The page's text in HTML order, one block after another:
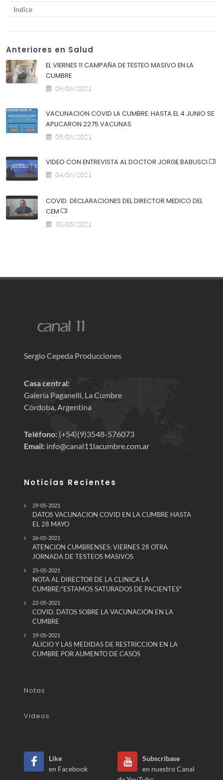
Indice
Anteriores en Salud
EL VIERNES 11 CAMPAÑA DE TESTEO MASIVO EN LA
CUMBRE
09/06/2021
VACUNACION COVID LA CUMBRE: HASTA EL 4 JUNIO SE
APLICARON 2275 VACUNAS
05/06/2021
VIDEO CON ENTREVISTA AL DOCTOR JORGE BABUSCI
04/06/2021
COVID. DECLARACIONES DEL DIRECTOR MEDICO DEL
CEM
30/05/2021
Sergio Cepeda Producciones
Casa central:
Galería Paganelli, La Cumbre
Córdoba, Argentina
Teléfono: (+54)(9)3548-576073
Email: info@canal11lacumbre.com.ar
Noticias Recientes
29-05-2021
DATOS VACUNACION COVID EN LA CUMBRE HASTA
EL 28 MAYO
26-05-2021
ATENCION CUMBRENSES: VIERNES 28 OTRA
JORNADA DE TESTEOS MASIVOS
25-05-2021
NOTA AL DIRECTOR DE LA CLINICA LA
CUMBRE:"ESTAMOS SATURADOS DE PACIENTES"
22-05-2021
COVID. DATOS SOBRE LA VACUNACION EN LA
CUMBRE
19-05-2021
ALICIO Y LAS MEDIDAS DE RESTRICCION EN LA
CUMBRE POR AUMENTO DE CASOS
Notas
Videos
Like
en Facebook
Subscribase
en nuestro Canal